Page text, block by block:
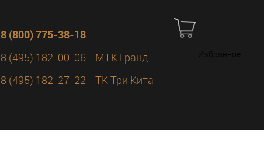
8 (800) 775-38-18
8 (495) 182-00-06 - МТК Гранд
8 (495) 182-27-22 - ТК Три Кита
Избранное